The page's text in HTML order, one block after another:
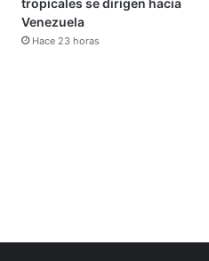
tropicales se dirigen hacia
Venezuela
Hace 23 horas